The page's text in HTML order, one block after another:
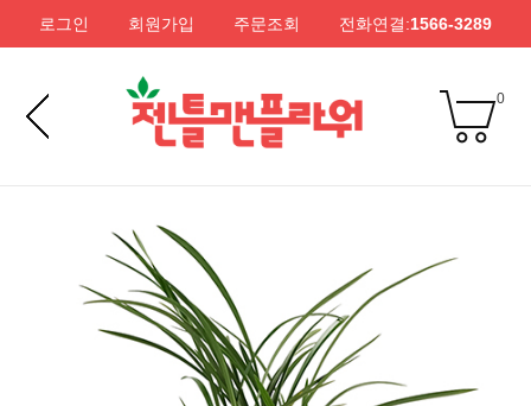
로그인 회원가입 주문조회 전화연결:1566-3289
0